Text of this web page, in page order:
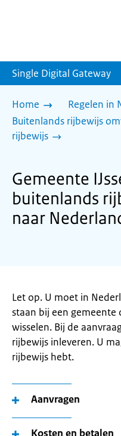
Single Digital Gateway
Home
Regelen in
Buitenlands rijbewijs
rijbewijs
Gemeente
buitenlands
naar
Let op. U moet in
staan bij een
wisselen. Bij de
rijbewijs inleveren. U
rijbewijs hebt.
Aanvragen
Kosten en betalen